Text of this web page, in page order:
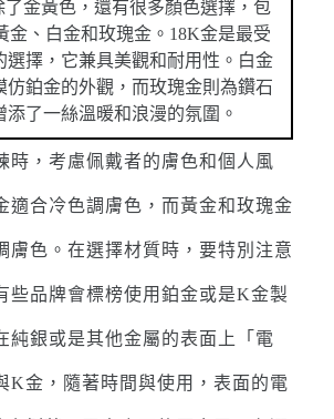
了金黃色，還有很多顏色選擇，包
金、白金和玫瑰金。18K金是最受
選擇，它兼具美觀和耐用性。白金
仿鉑金的外觀，而玫瑰金則為鑽石
添了一絲溫暖和浪漫的氛圍。
時，考慮佩戴者的膚色和個人風
適合冷色調膚色，而黃金和玫瑰金
膚色。在選擇材質時，要特別注意
些品牌會標榜使用鉑金或是K金製
純銀或是其他金屬的表面上「電
K金，隨著時間與使用，表面的電